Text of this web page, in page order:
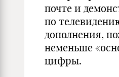
почте и
по
дополнения,
неменьше
цифры.